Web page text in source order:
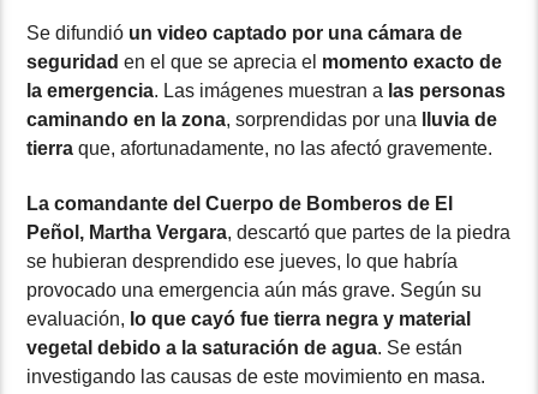
Se difundió un video captado por una cámara de
seguridad en el que se aprecia el momento exacto de
la emergencia. Las imágenes muestran a las personas
caminando en la zona, sorprendidas por una lluvia de
tierra que, afortunadamente, no las afectó gravemente.
La comandante del Cuerpo de Bomberos de El
Peñol, Martha Vergara, descartó que partes de la piedra
se hubieran desprendido ese jueves, lo que habría
provocado una emergencia aún más grave. Según su
evaluación, lo que cayó fue tierra negra y material
vegetal debido a la saturación de agua. Se están
investigando las causas de este movimiento en masa.